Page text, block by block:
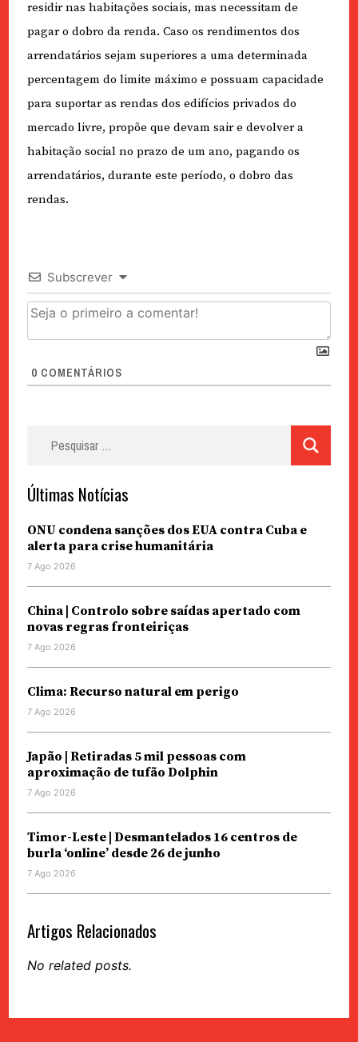
residir nas habitações sociais, mas necessitam de
pagar o dobro da renda. Caso os rendimentos dos
arrendatários sejam superiores a uma determinada
percentagem do limite máximo e possuam capacidade
para suportar as rendas dos edifícios privados do
mercado livre, propõe que devam sair e devolver a
habitação social no prazo de um ano, pagando os
arrendatários, durante este período, o dobro das
rendas.
Subscrever
0 COMENTÁRIOS
Últimas Notícias
ONU condena sanções dos EUA contra Cuba e
alerta para crise humanitária
7 Ago 2026
China | Controlo sobre saídas apertado com
novas regras fronteiriças
7 Ago 2026
Clima: Recurso natural em perigo
7 Ago 2026
Japão | Retiradas 5 mil pessoas com
aproximação de tufão Dolphin
7 Ago 2026
Timor-Leste | Desmantelados 16 centros de
burla ‘online’ desde 26 de junho
7 Ago 2026
Artigos Relacionados
No related posts.